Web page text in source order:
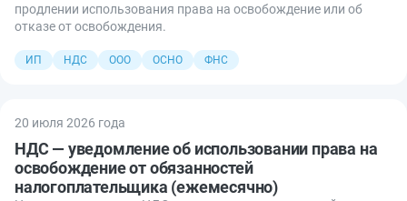
продлении использования права на освобождение или об
отказе от освобождения.
ИП НДС ООО ОСНО ФНС
20 июля 2026 года
НДС — уведомление об использовании права на
освобождение от обязанностей
налогоплательщика (ежемесячно)